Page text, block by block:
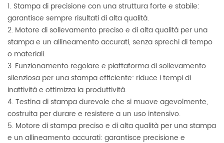
1. Stampa di precisione con una struttura forte e stabile:
garantisce sempre risultati di alta qualità.
2. Motore di sollevamento preciso e di alta qualità per una
stampa e un allineamento accurati, senza sprechi di tempo
o materiali.
3. Funzionamento regolare e piattaforma di sollevamento
silenziosa per una stampa efficiente: riduce i tempi di
inattività e ottimizza la produttività.
4. Testina di stampa durevole che si muove agevolmente,
costruita per durare e resistere a un uso intensivo.
5. Motore di stampa preciso e di alta qualità per una stampa
e un allineamento accurati: garantisce precisione e